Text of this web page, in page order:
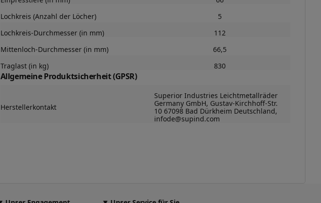
Lochkreis (Anzahl der Löcher)
5
Lochkreis-Durchmesser (in mm)
112
Mittenloch-Durchmesser (in mm)
66,5
Traglast (in kg)
830
Allgemeine Produktsicherheit (GPSR)
Herstellerkontakt
Superior Industries Leichtmetallräder
Germany GmbH, Gustav-Kirchhoff-Str.
10 67098 Bad Dürkheim Deutschland,
infode@supind.com